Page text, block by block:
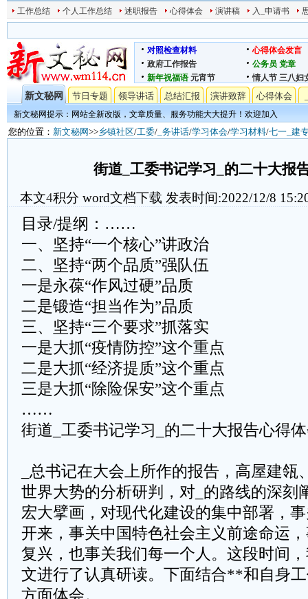
工作总结 个人工作总结 述职报告 心得体会 演讲稿 入_申请书
对照检查材料
心得体会发言
政府工作报告
公务员 党章
新年祝福语 元宵节 情人节 三八妇
新文秘网 节日专题 领导讲话 总结汇报 演讲致辞 心得体会
新文秘网提示：网站全新改版，文章质量、服务功能大大提升！欢迎加入
您的位置： 新文秘网>>乡镇社区/工委/ _务讲话/学习体会/学习材料/七一_建
街道_工委书记学习_的二十大报
本文4积分 word文档下载 发表时间:2022/12/8
目录/提纲：……
一、坚持“一个核心”讲政治
二、坚持“两个品质”强队伍
一是永葆“作风过硬”品质
二是锻造“担当作为”品质
三、坚持“三个要求”抓落实
一是大抓“疫情防控”这个重点
二是大抓“经济提质”这个重点
三是大抓“除险保安”这个重点
……
街道_工委书记学习_的二十大报告心得
_总书记在大会上所作的报告，高屋建瓴
世界大势的分析研判，对_的路线的深刻
宏大擘画，对现代化建设的集中部署，
开来，事关中国特色社会主义前途命运
复兴，也事关我们每一个人。这段时间
文进行了认真研读。下面结合**和自身
方面体会。